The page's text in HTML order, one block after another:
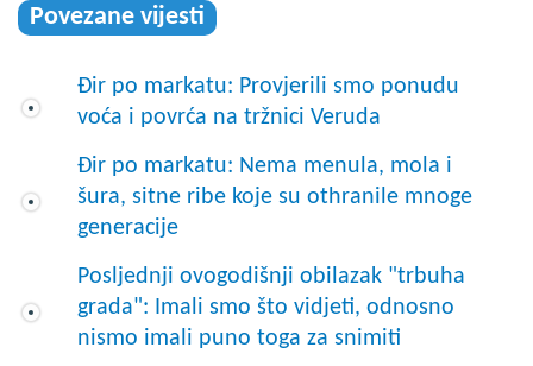
Povezane vijesti
Đir po markatu: Provjerili smo ponudu
voća i povrća na tržnici Veruda
Đir po markatu: Nema menula, mola i
šura, sitne ribe koje su othranile mnoge
generacije
Posljednji ovogodišnji obilazak "trbuha
grada": Imali smo što vidjeti, odnosno
nismo imali puno toga za snimiti